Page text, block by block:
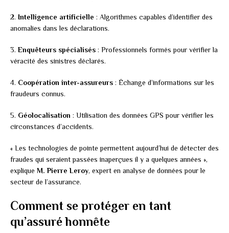
2. Intelligence artificielle : Algorithmes capables d’identifier des
anomalies dans les déclarations.
3. Enquêteurs spécialisés : Professionnels formés pour vérifier la
véracité des sinistres déclarés.
4. Coopération inter-assureurs : Échange d’informations sur les
fraudeurs connus.
5. Géolocalisation : Utilisation des données GPS pour vérifier les
circonstances d’accidents.
« Les technologies de pointe permettent aujourd’hui de détecter des
fraudes qui seraient passées inaperçues il y a quelques années »,
explique M. Pierre Leroy, expert en analyse de données pour le
secteur de l’assurance.
Comment se protéger en tant
qu’assuré honnête